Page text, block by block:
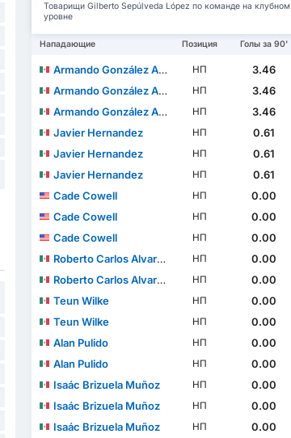
Товарищи Gilberto Sepúlveda López по команде на клубном
уровне
Нападающие Позиция Голы за 90'
Armando González Alba НП
3.46
Armando González Alba
НП
3.46
Armando González Alba
НП
3.46
Javier Hernandez
НП
0.61
Javier Hernandez
НП
0.61
Javier Hernandez
НП
0.61
Cade Cowell
НП
0.00
Cade Cowell
НП
0.00
Cade Cowell
НП
0.00
Roberto Carlos Alvarado Hernández
НП
0.00
Roberto Carlos Alvarado Hernández
НП
0.00
Teun Wilke
НП
0.00
Teun Wilke
НП
0.00
Alan Pulido
НП
0.00
Alan Pulido
НП
0.00
Isaác Brizuela Muñoz
НП
0.00
Isaác Brizuela Muñoz
НП
0.00
Isaác Brizuela Muñoz
НП
0.00